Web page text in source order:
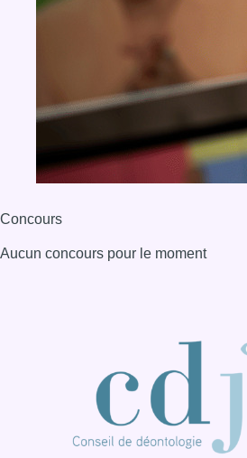
Concours
Aucun concours pour le moment